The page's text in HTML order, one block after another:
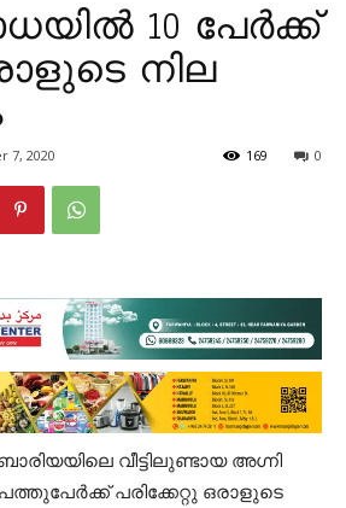
10 പേർക്ക്
നില
7, 2020 0
169
വീട്ടിലുണ്ടായ അഗ്നി
പരിക്കേറ്റു ഒരാളുടെ